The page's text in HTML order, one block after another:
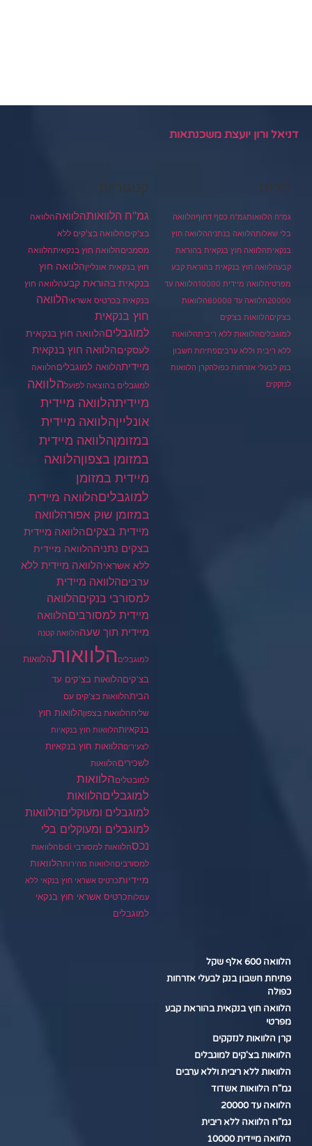
דניאל ורון יועצת משכנתאות
תגיות
גמ"ח הלוואותגמ"ח כסף דחוףהלוואה
בלי שאלותהלוואה בנתניההלוואה חוץ
בנקאיתהלוואה חוץ בנקאית בהוראת
קבעהלוואה חוץ בנקאית בהוראת קבע
מפרטיהלוואה מיידית 10000
הלוואה עד
20000הלוואה עד 60000
הלוואות
בצ'קיםהלוואות בצ'קים
למוגבליםהלוואות ללא ריביתהלוואות
ללא ריבית וללא ערביםפתיחת חשבון
בנק לבעלי אזרחות כפולהקרן הלוואות
לנזקקים
קטגוריות
גמ"ח הלוואותהלוואההלוואה
בצ'קיםהלוואה בצ'קים ללא
מסמכיםהלוואה חוץ בנקאיתהלוואה
חוץ בנקאית אונלייןהלוואה חוץ
בנקאית בהוראת קבעהלוואה חוץ
בנקאית בכרטיס אשראיהלוואה
חוץ בנקאית
למוגבליםהלוואה חוץ בנקאית
לעסקיםהלוואה חוץ בנקאית
מיידיתהלוואה למוגבליםהלוואה
למוגבלים בהוצאה לפועלהלוואה
מיידיתהלוואה מיידית
אונלייןהלוואה מיידית
במזומןהלוואה מיידית
במזומן בצפוןהלוואה
מיידית במזומן
למוגבליםהלוואה מיידית
במזומן שוק אפורהלוואה
מיידית בצקיםהלוואה מיידית
בצקים נתניההלוואה מיידית
ללא אשראיהלוואה מיידית ללא
ערביםהלוואה מיידית
למסורבי בנקיםהלוואה
מיידית למסורביםהלוואה
מיידית תוך שעההלוואה קטנה
למוגבלים הלוואותהלוואות
בצ'קיםהלוואות בצ'קים עד
הביתהלוואות בצ'קים עם
שליחהלוואות בצפוןהלוואות חוץ
בנקאיותהלוואות חוץ בנקאיות
לצעיריםהלוואות חוץ בנקאיות
לשכיריםהלוואות
למובטליםהלוואות
למוגבליםהלוואות
למוגבלים ומעוקליםהלוואות
למוגבלים ומעוקלים בלי
נכסהלוואות למסורבי bdi
הלוואות
למסורביםהלוואות מהירותהלוואות
מיידיותכרטיס אשראי חוץ בנקאי ללא
עמלותכרטיס אשראי חוץ בנקאי
למוגבלים
הלוואה 600 אלף שקל
פתיחת חשבון בנק לבעלי אזרחות
כפולה
הלוואה חוץ בנקאית בהוראת קבע
מפרטי
קרן הלוואות לנזקקים
הלוואות בצ'קים למוגבלים
הלוואות ללא ריבית וללא ערבים
גמ"ח הלוואות אשדוד
הלוואה עד 20000
גמ"ח הלוואה ללא ריבית
הלוואה מיידית 10000